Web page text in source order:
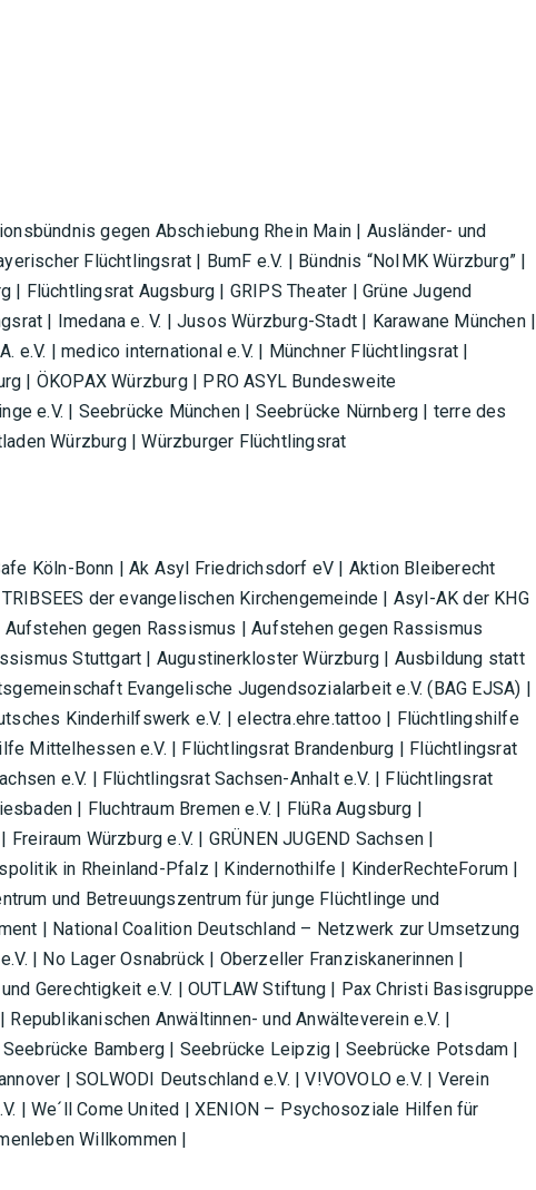
gegen Abschiebung Rhein Main | Ausländer- und
Flüchtlingsrat | BumF e.V. | Bündnis “NoIMK Würzburg” |
| Flüchtlingsrat Augsburg | GRIPS Theater | Grüne Jugend
| Imedana e. V. | Jusos Würzburg-Stadt | Karawane München |
e.V. | medico international e.V. | Münchner Flüchtlingsrat |
| ÖKOPAX Würzburg | PRO ASYL Bundesweite
e.V. | Seebrücke München | Seebrücke Nürnberg | terre des
Würzburg | Würzburger Flüchtlingsrat
Köln-Bonn | Ak Asyl Friedrichsdorf eV | Aktion Bleiberecht
der evangelischen Kirchengemeinde | Asyl-AK der KHG
gegen Rassismus | Aufstehen gegen Rassismus
Stuttgart | Augustinerkloster Würzburg | Ausbildung statt
Evangelische Jugendsozialarbeit e.V. (BAG EJSA) |
Kinderhilfswerk e.V. | electra.ehre.tattoo | Flüchtlingshilfe
Mittelhessen e.V. | Flüchtlingsrat Brandenburg | Flüchtlingsrat
e.V. | Flüchtlingsrat Sachsen-Anhalt e.V. | Flüchtlingsrat
| Fluchtraum Bremen e.V. | FlüRa Augsburg |
Würzburg e.V. | GRÜNEN JUGEND Sachsen |
in Rheinland-Pfalz | Kindernothilfe | KinderRechteForum |
und Betreuungszentrum für junge Flüchtlinge und
| National Coalition Deutschland – Netzwerk zur Umsetzung
| No Lager Osnabrück | Oberzeller Franziskanerinnen |
Gerechtigkeit e.V. | OUTLAW Stiftung | Pax Christi Basisgruppe
Anwältinnen- und Anwälteverein e.V. |
Bamberg | Seebrücke Leipzig | Seebrücke Potsdam |
| SOLWODI Deutschland e.V. | V!VOVOLO e.V. | Verein
| We´ll Come United | XENION – Psychosoziale Hilfen für
Willkommen |